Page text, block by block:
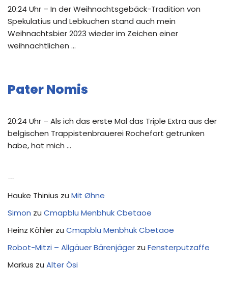
20:24 Uhr – In der Weihnachtsgebäck-Tradition von
Spekulatius und Lebkuchen stand auch mein
Weihnachtsbier 2023 wieder im Zeichen einer
weihnachtlichen …
Pater Nomis
20:24 Uhr – Als ich das erste Mal das Triple Extra aus der
belgischen Trappistenbrauerei Rochefort getrunken
habe, hat mich …
Hauke Thinius zu Mit Øhne
Simon zu Cmapblu Menbhuk Cbetaoe
Heinz Köhler zu Cmapblu Menbhuk Cbetaoe
Robot-Mitzi – Allgäuer Bärenjäger zu Fensterputzaffe
Markus zu Alter Ösi